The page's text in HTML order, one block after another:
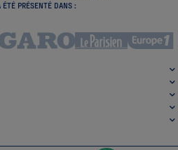
ÉTÉ PRÉSENTÉ DANS :